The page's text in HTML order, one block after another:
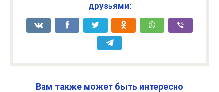
друзьями:
Вам также может быть интересно